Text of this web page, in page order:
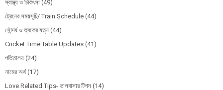
স্বাস্থ্য ও চিকিৎসা (49)
ট্রেনের সময়সূচি/ Train Schedule (44)
সৌন্দর্য ও ত্বকের যত্ন (44)
Cricket Time Table Updates (41)
পতিতালয় (24)
নামের অর্থ (17)
Love Related Tips- ভালবাসার টিপস (14)